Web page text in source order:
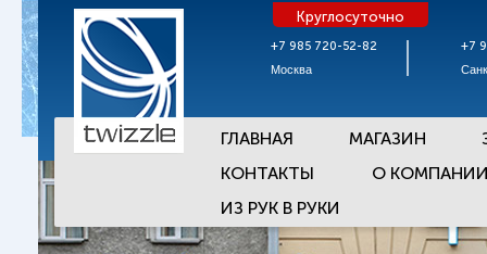
+7 985 720-52-82
Москва
Круглосуточно
+7
ГЛАВНАЯ МАГАЗИН
КОНТАКТЫ
О
ИЗ РУК В РУКИ